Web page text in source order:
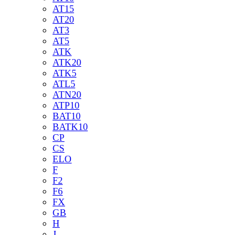
AT15
AT20
AT3
AT5
ATK
ATK20
ATK5
ATL5
ATN20
ATP10
BAT10
BATK10
CP
CS
ELO
F
F2
F6
FX
GB
H